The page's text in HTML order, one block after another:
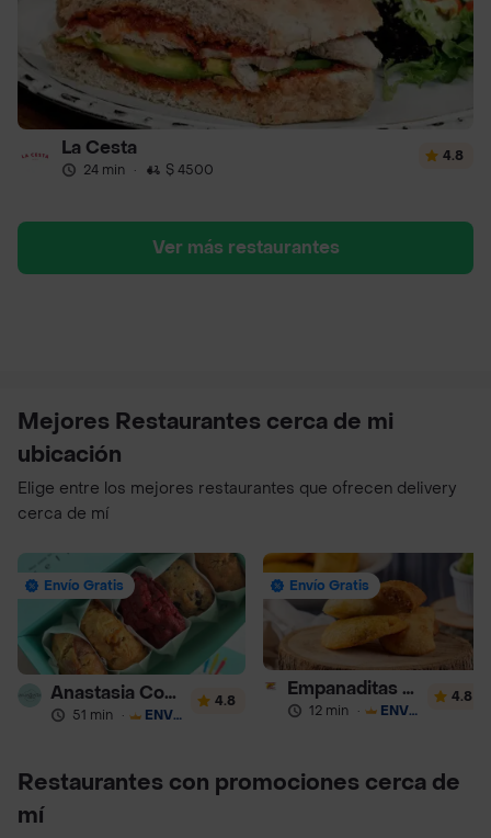
La Cesta
24 min · $ 4500
4.8
Ver más restaurantes
Mejores Restaurantes cerca de mi
ubicación
Elige entre los mejores restaurantes que ofrecen delivery
cerca de mí
Envío Gratis
Anastasia Cookies
51 min · ENVÍO GRATIS
4.8
Envío Gratis
Empanaditas de Pipian - Empanadas
12 min · ENVÍO GRATIS
4.8
Restaurantes con promociones cerca de
mí